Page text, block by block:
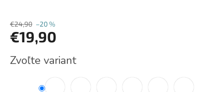
€24,90 –20 %
€19,90
cena:
Zvoľte variant